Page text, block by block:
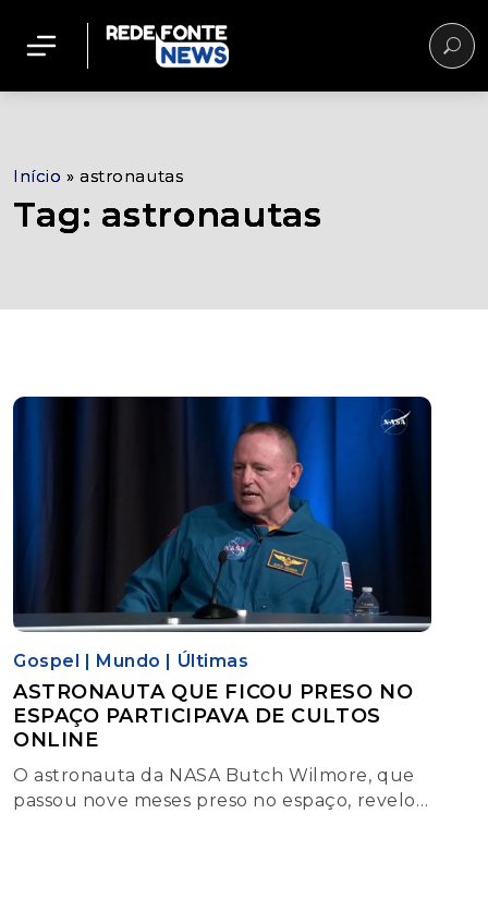
Início »astronautas
Tag: astronautas
Gospel | Mundo | Últimas
ASTRONAUTA QUE FICOU PRESO NO
ESPAÇO PARTICIPAVA DE CULTOS
ONLINE
O astronauta da NASA Butch Wilmore, que
passou nove meses preso no espaço, revelou